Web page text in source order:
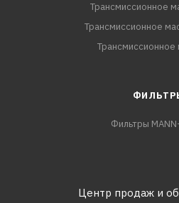
Трансмиссионное
Трансмиссионное
Трансмиссионное
Фильтры
Центр продаж и